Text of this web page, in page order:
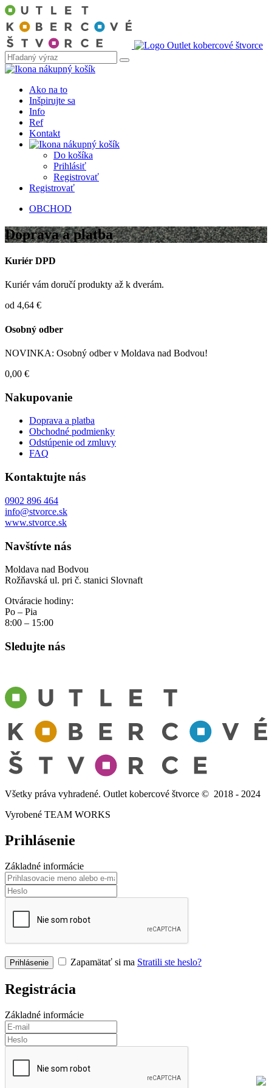
Ako na to
Inšpirujte sa
Info
Ref
Kontakt
Do košíka
Prihlásiť
Registrovať
Registrovať
OBCHOD
Doprava a platba
Kuriér DPD
Kuriér vám doručí produkty až k dverám.
od 4,64 €
Osobný odber
NOVINKA: Osobný odber v Moldava nad Bodvou!
0,00 €
Nakupovanie
Doprava a platba
Obchodné podmienky
Odstúpenie od zmluvy
FAQ
Kontaktujte nás
0902 896 464
info@stvorce.sk
www.stvorce.sk
Navštívte nás
Moldava nad Bodvou
Rožňavská ul. pri č. stanici Slovnaft
Otváracie hodiny:
Po – Pia
8:00 – 15:00
Sledujte nás
Všetky práva vyhradené. Outlet kobercové štvorce © 2018 - 2024
Vyrobené TEAM WORKS
Prihlásenie
Základné informácie
Zapamätať si ma Stratili ste heslo?
Registrácia
Základné informácie